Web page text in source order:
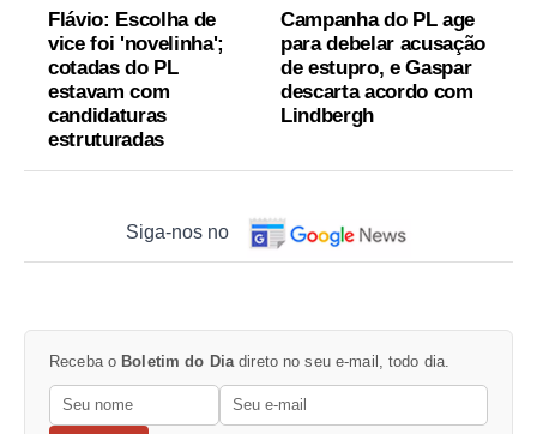
Flávio: Escolha de
vice foi 'novelinha';
cotadas do PL
estavam com
candidaturas
estruturadas
Campanha do PL age
para debelar acusação
de estupro, e Gaspar
descarta acordo com
Lindbergh
Siga-nos no
Receba o Boletim do Diadireto no seu e-mail, todo dia.